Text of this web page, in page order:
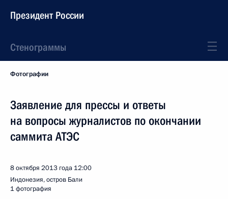
Президент России
Стенограммы
Фотографии
Заявление для прессы и ответы
на вопросы журналистов по окончании
саммита АТЭС
8 октября 2013 года 12:00
Индонезия, остров Бали
1 фотография